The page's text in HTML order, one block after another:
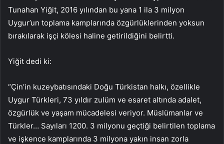
Tunahan Yiğit, 2016 yılından bu yana 1 ila 3 milyon
Uygur’un toplama kamplarında özgürlüklerinden yoksun
bırakılarak işçi kölesi haline getirildiğini belirtti.
Yiğit dedi ki:
“Çin’in kuzeybatısındaki Doğu Türkistan halkı, özellikle
Uygur Türkleri, 73 yıldır zulüm ve esaret altında adalet,
özgürlük ve yaşam mücadelesi veriyor. Müslümanlar ve
Türkler… Sayıları 1200. 3 milyonu geçtiği belirtilen toplama
ve işkence kamplarında 3 milyona yakın insan zorla